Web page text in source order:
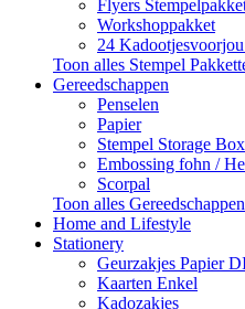
Flyers
Workshoppakket
24
Toon alles Stempel
Gereedschappen
Penselen
Papier
Stempel Storage Box
Embossing fohn /
Scorpal
Toon alles Gereedschappen
Home and Lifestyle
Stationery
Geurzakjes Papier
Kaarten Enkel
Kadozakjes